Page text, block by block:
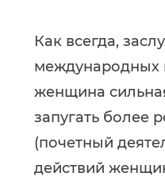
Как всегда,
международных
женщина
запугать более
(почетный
действий